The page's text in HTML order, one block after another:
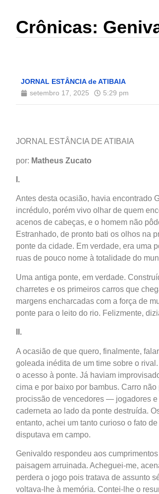
Crônicas:
JORNAL ESTÂNCIA de ATIBAIA
setembro 17, 2025
5:29 pm
JORNAL ESTÂNCIA DE ATIBAIA
por: Matheus Zucato
I.
Antes desta ocasião, havia encontrado
incrédulo, porém vivo olhar de quem
acenos de cabeças, e o homem não
Estranhado, de pronto bati os olhos na
ponte da cidade. Em verdade, era uma
ruas de pouco nome à totalidade do
Uma antiga ponte, em verdade.
charretes e os primeiros carros que
margens encharcadas com a força de
ponte para o leito do rio. Felizmente,
II.
A ocasião de que quero, finalmente,
goleada inédita de um time sobre o
o acesso à ponte. Já haviam
cima e por baixo por bambus. Carro
procissão de vencedores — jogadores
caderneta ao lado da ponte destruída.
entanto, achei um tanto curioso o fato
disputava em campo.
Genivaldo respondeu aos
paisagem arruinada. Acheguei-me,
perdera o jogo pois tratava de assunto
voltava-lhe à memória. Contei-lhe o